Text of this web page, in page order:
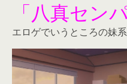
「八真セン
エロゲでいうところの妹